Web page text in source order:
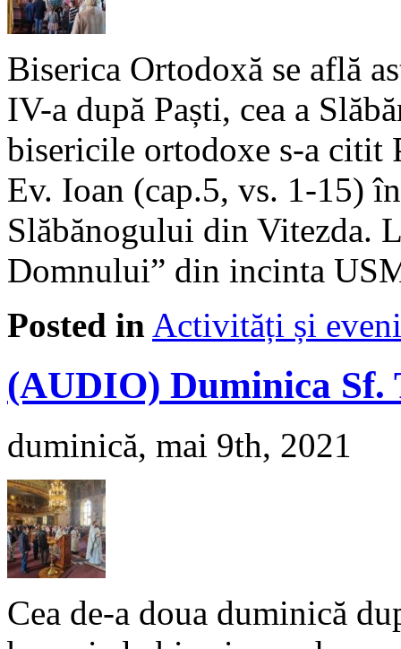
Biserica Ortodoxă se află
IV-a după Paști, cea a
bisericile ortodoxe s-a citit
Ev. Ioan (cap.5, vs. 1-15)
Slăbănogului din Vitezda.
Domnului” din incinta
Posted in Activități și
(AUDIO) Duminica Sf.
duminică, mai 9th, 2021
Cea de-a doua duminică